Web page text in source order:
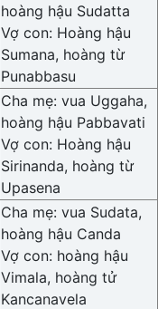
hoàng hậu Sudatta
Vợ con: Hoàng hậu
Sumana, hoàng từ
Punabbasu
Cha mẹ: vua Uggaha,
hoàng hậu Pabbavati
Vợ con: Hoàng hậu
Sirinanda, hoàng từ
Upasena
Cha mẹ: vua Sudata,
hoàng hậu Canda
Vợ con: hoàng hậu
Vimala, hoàng tử
Kancanavela